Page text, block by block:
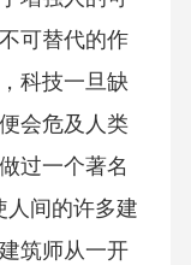
可替代的作
科技一旦缺
会危及人类
过一个著名
人间的许多建
筑师从一开